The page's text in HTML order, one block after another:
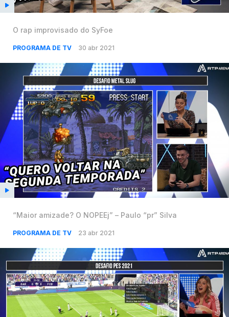
O rap improvisado do SyFoe
PROGRAMA DE TV 30 abr 2021
“Maior amizade? O NOPEEj” – Paulo “pr” Silva
PROGRAMA DE TV 23 abr 2021